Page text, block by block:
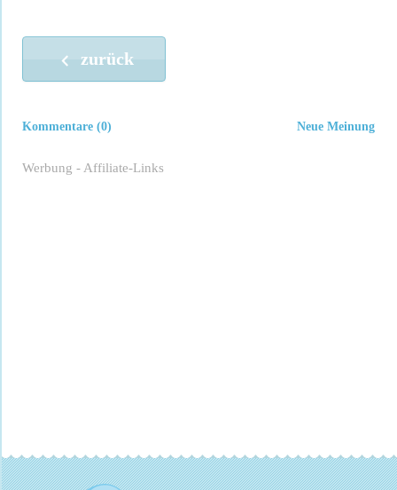
zurück
Neue Meinung
Kommentare (0)
Werbung - Affiliate-Links